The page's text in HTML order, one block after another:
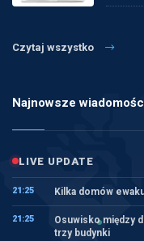
Czytaj wszystko
Najnowsze
LIVE UPDATE
21:25 Kilka domów
21:25
Osuwisko między
trzy budynki